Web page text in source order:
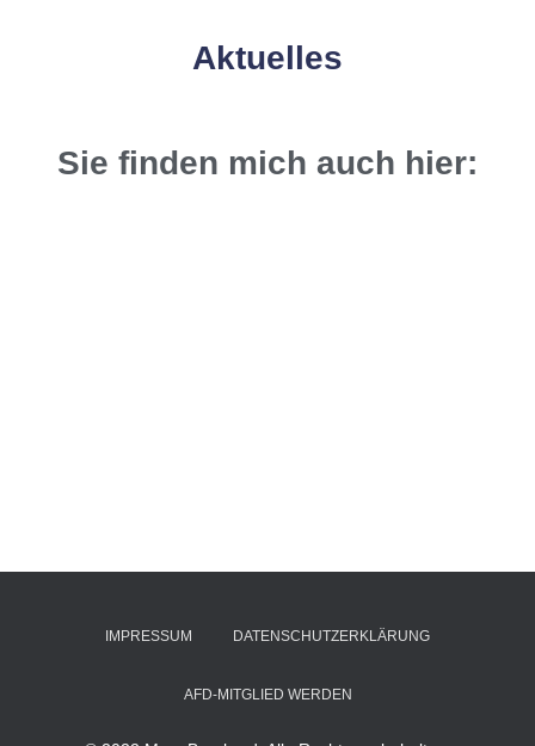
Aktuelles
Sie finden mich auch hier:
IMPRESSUM DATENSCHUTZERKLÄRUNG
AFD-MITGLIED WERDEN